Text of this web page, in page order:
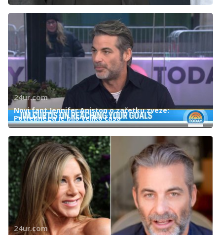
24ur.com
Novi fant Jennifer Aniston o začetku zveze:
Potrebnega je bilo veliko časa
24ur.com